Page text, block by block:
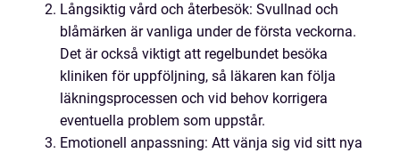
Långsiktig vård och återbesök: Svullnad och
blåmärken är vanliga under de första veckorna.
Det är också viktigt att regelbundet besöka
kliniken för uppföljning, så läkaren kan följa
läkningsprocessen och vid behov korrigera
eventuella problem som uppstår.
Emotionell anpassning: Att vänja sig vid sitt nya